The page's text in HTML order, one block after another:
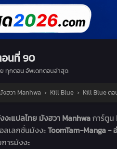
นที่ 90
ทุกตอน อัพเดทตอนล่าสุด
งฮวา Manhwa › Kill Blue › Kill Blue ตอ
ะแปลไทย มังฮวา Manhwaการ์ตูน
ลเลกชั่นมังงะToomTam-Manga -
ารมังงะ